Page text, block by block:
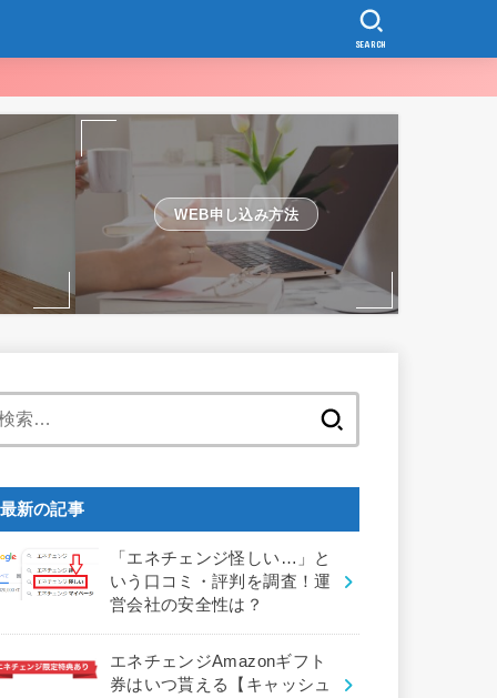
SEARCH
WEB申し込み方法
最新の記事
「エネチェンジ怪しい…」と
いう口コミ・評判を調査！運
営会社の安全性は？
エネチェンジAmazonギフト
券はいつ貰える【キャッシュ